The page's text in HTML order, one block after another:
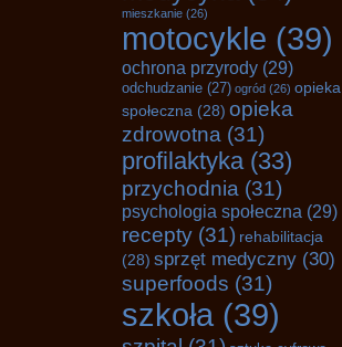
mieszkanie (26)
motocykle (39)
ochrona przyrody (29)
odchudzanie (27) ogród (26) opieka
społeczna (28) opieka
zdrowotna (31)
profilaktyka(33)
przychodnia (31)
psychologia społeczna (29)
recepty (31) rehabilitacja
(28) sprzęt medyczny (30)
superfoods (31)
szkoła (39)